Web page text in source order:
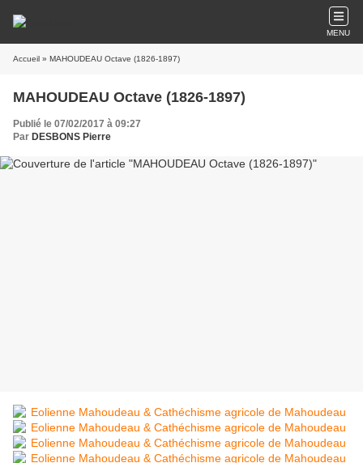
MENU
Accueil » MAHOUDEAU Octave (1826-1897)
MAHOUDEAU Octave (1826-1897)
Publié le 07/02/2017 à 09:27
Par DESBONS Pierre